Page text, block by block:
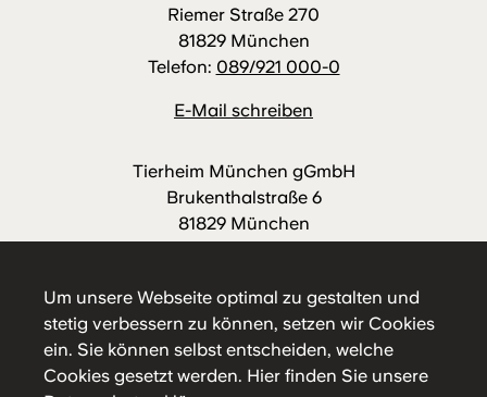
Um unsere Webseite optimal zu gestalten und
stetig verbessern zu können, setzen wir Cookies
ein. Sie können selbst entscheiden, welche
Cookies gesetzt werden. Hier finden Sie unsere
Riemer Straße 270
81829 München
Telefon: 089/921 000-0
E-Mail schreiben
Tierheim München gGmbH
Brukenthalstraße 6
81829 München
E-Mail schreiben